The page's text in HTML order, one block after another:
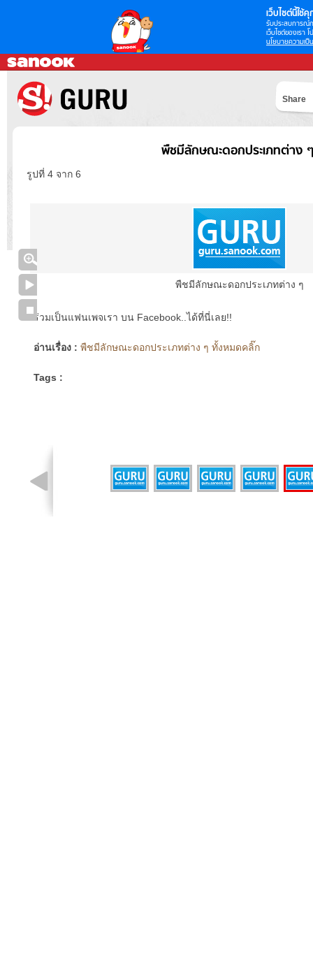
เว็บไซต์นี้ใช้คุ
รับประสบการณ์
เว็บไซต์ของเรา
นโยบายความเป็
Share
พืชมีลักษณะดอกประเภทต่าง
รูปที่ 4 จาก 6
พืชมีลักษณะดอกประเภทต่าง ๆ
ร่วมเป็นแฟนเพจเรา บน Facebook..ได้ที่นี่เลย!!
อ่านเรื่อง : พืชมีลักษณะดอกประเภทต่าง ๆ ทั้งหมดคลิ๊ก
Tags :